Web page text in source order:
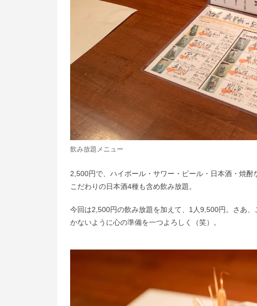
飲み放題メニュー
2,500円で、ハイボール・サワー・ビール・日本酒・焼
こだわりの日本酒4種も含め飲み放題。
今回は2,500円の飲み放題を加えて、1人9,500円。さあ
かないように心の準備を一つよろしく（笑）。